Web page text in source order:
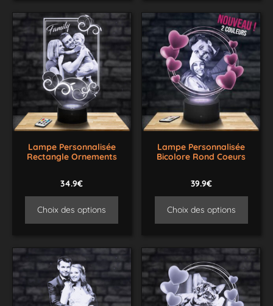
Lampe Personnalisée
Rectangle Ornements
34.9€
Choix des options
Lampe Personnalisée
Bicolore Rond Coeurs
39.9€
Choix des options